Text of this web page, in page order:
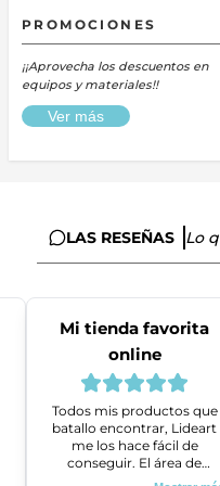
PROMOCIONES
¡¡Aprovecha los descuentos en
equipos y materiales!!
Ver más
LAS RESEÑAS Lo
Mi tienda favorita
online
Todos mis productos que
batallo encontrar, Lideart
me los hace fácil de
conseguir. El área de
ventas es super amable y